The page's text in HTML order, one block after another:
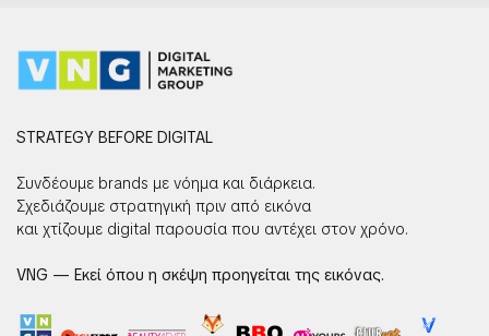
STRATEGY BEFORE DIGITAL
Συνδέουμε brands με νόημα και διάρκεια.
Σχεδιάζουμε στρατηγική πριν από εικόνα
και χτίζουμε digital παρουσία που αντέχει στον χρόνο.
VNG — Εκεί όπου η σκέψη προηγείται της εικόνας.